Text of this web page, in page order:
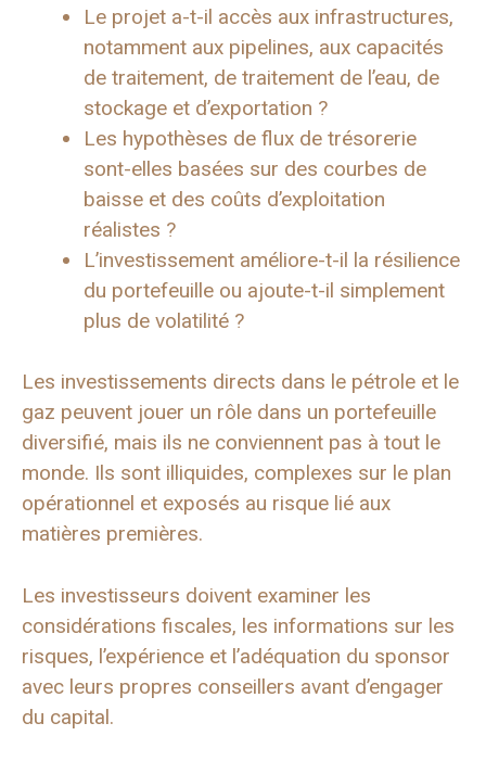
Le projet a-t-il accès aux infrastructures,
notamment aux pipelines, aux capacités
de traitement, de traitement de l’eau, de
stockage et d’exportation ?
Les hypothèses de flux de trésorerie
sont-elles basées sur des courbes de
baisse et des coûts d’exploitation
réalistes ?
L’investissement améliore-t-il la résilience
du portefeuille ou ajoute-t-il simplement
plus de volatilité ?
Les investissements directs dans le pétrole et le
gaz peuvent jouer un rôle dans un portefeuille
diversifié, mais ils ne conviennent pas à tout le
monde. Ils sont illiquides, complexes sur le plan
opérationnel et exposés au risque lié aux
matières premières.
Les investisseurs doivent examiner les
considérations fiscales, les informations sur les
risques, l’expérience et l’adéquation du sponsor
avec leurs propres conseillers avant d’engager
du capital.